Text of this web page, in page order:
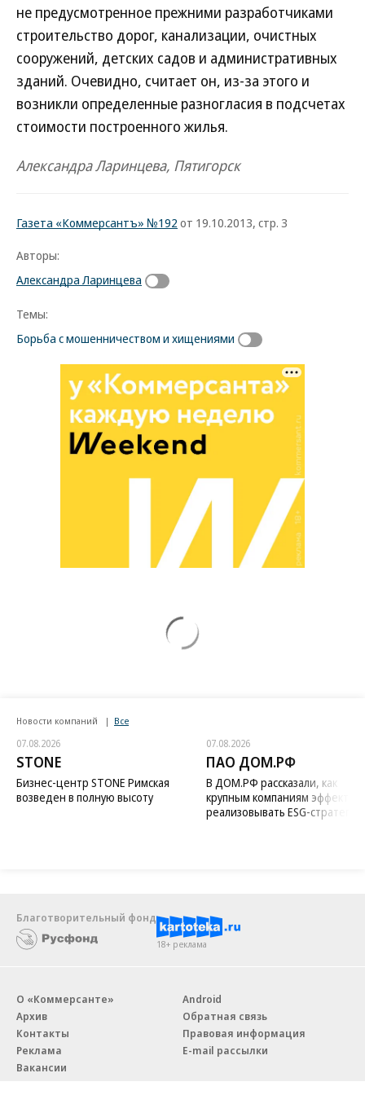
не предусмотренное прежними разработчиками
строительство дорог, канализации, очистных
сооружений, детских садов и административных
зданий. Очевидно, считает он, из-за этого и
возникли определенные разногласия в подсчетах
стоимости построенного жилья.
Александра Ларинцева, Пятигорск
Газета «Коммерсантъ» №192 от 19.10.2013, стр. 3
Авторы:
Александра Ларинцева
Темы:
Борьба с мошенничеством и хищениями
Новости компаний Все
07.08.2026
STONE
Бизнес-центр STONE Римская
возведен в полную высоту
07.08.2026
ПАО ДОМ.РФ
В ДОМ.РФ рассказали, как
крупным компаниям
реализовывать ESG-стратегию
Благотворительный фонд
18+ реклама
О «Коммерсанте»
Архив
Контакты
Реклама
Вакансии
Android
Обратная связь
Правовая информация
E-mail рассылки